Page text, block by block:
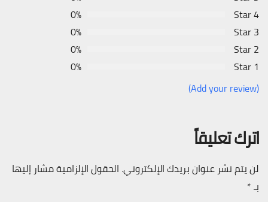
4 Star
0%
3 Star
0%
2 Star
0%
1 Star
0%
(Add your review)
اترك تعليقاً
لن يتم نشر عنوان بريدك الإلكتروني. الحقول الإلزامية مشار إليها
بـ*